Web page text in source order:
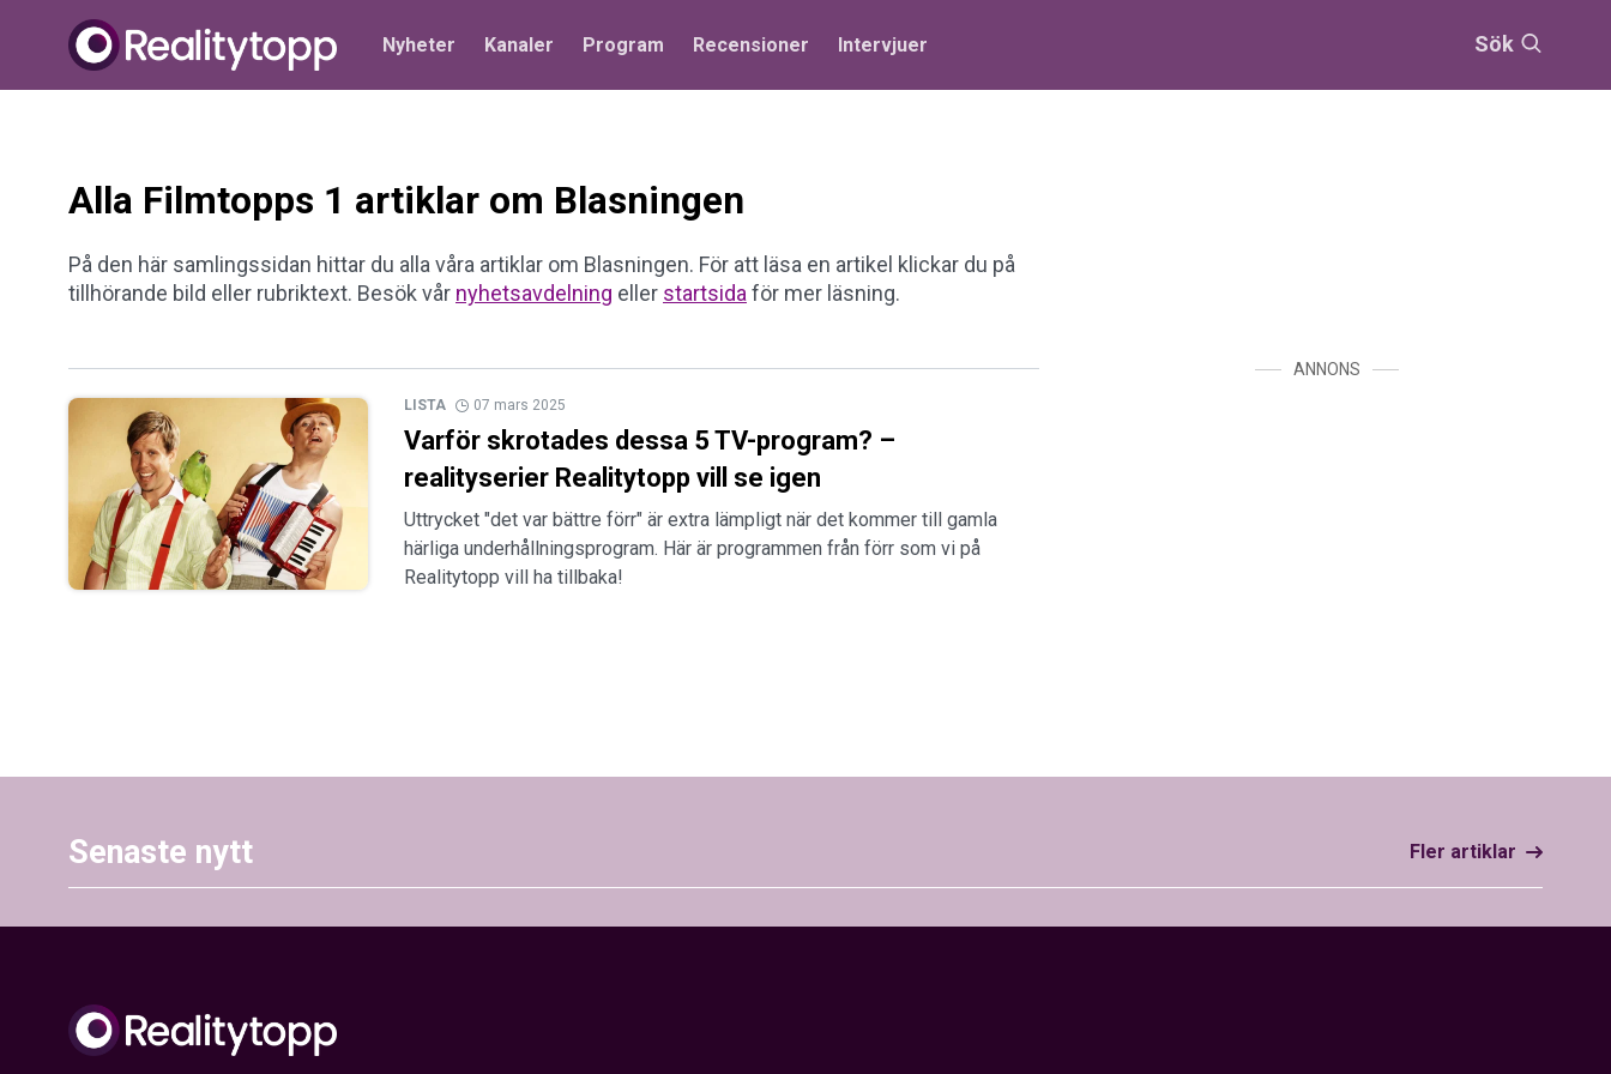
Nyheter Kanaler Program Recensioner Intervjuer Sök
Alla Filmtopps 1 artiklar om Blasningen
På den här samlingssidan hittar du alla våra artiklar om Blasningen. För att läsa en artikel klickar du på
tillhörande bild eller rubriktext. Besök vår nyhetsavdelning eller startsida för mer läsning.
LISTA 07 mars 2025
Varför skrotades dessa 5 TV-program? –
realityserier Realitytopp vill se igen
Uttrycket "det var bättre förr" är extra lämpligt när det kommer till gamla
härliga underhållningsprogram. Här är programmen från förr som vi på
Realitytopp vill ha tillbaka!
ANNONS
Senaste nytt Fler artiklar